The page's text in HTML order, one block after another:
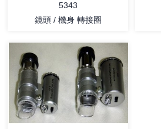
详情
5343
鏡頭 / 機身 轉接圈